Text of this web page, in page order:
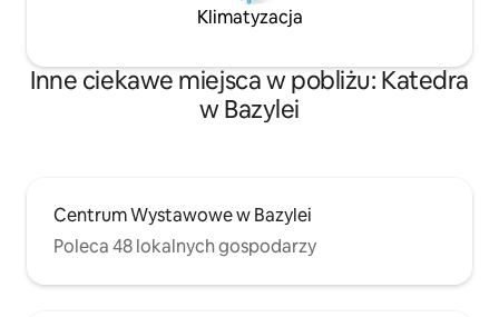
Klimatyzacja
Inne ciekawe miejsca w pobliżu: Katedra
w Bazylei
Centrum Wystawowe w Bazylei
Poleca 48 lokalnych gospodarzy